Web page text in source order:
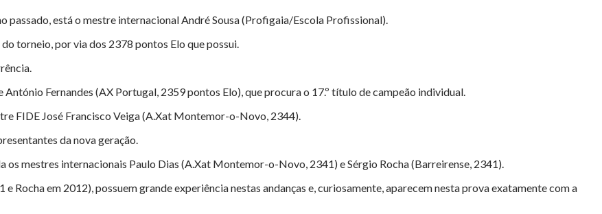
está o mestre internacional André Sousa (Profigaia/Escola Profissional).
torneio, por via dos 2378 pontos Elo que possui.
Fernandes (AX Portugal, 2359 pontos Elo), que procura o 17.º título de campeão individual.
FIDE José Francisco Veiga (A.Xat Montemor-o-Novo, 2344).
da nova geração.
mestres internacionais Paulo Dias (A.Xat Montemor-o-Novo, 2341) e Sérgio Rocha (Barreirense, 2341).
Rocha em 2012), possuem grande experiência nestas andanças e, curiosamente, aparecem nesta prova exatamente com a